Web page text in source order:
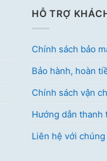
HỖ TRỢ
Chính sách bảo
Bảo hành, hoàn
Chính sách vận
Hướng dẫn thanh
Liên hệ với